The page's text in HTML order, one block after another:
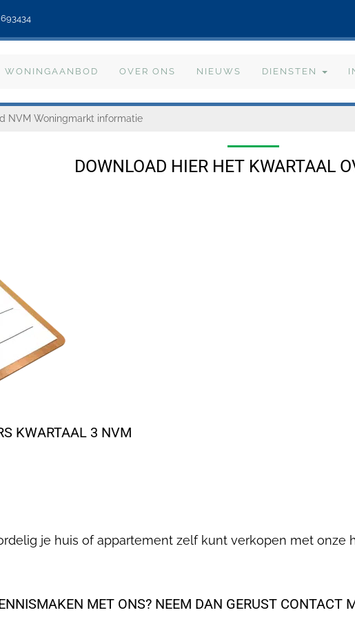
WONINGAANBOD OVER ONS NIEUWS DIENSTEN
NVM Woningmarkt informatie
DOWNLOAD HIER HET KWARTAAL
KWARTAAL 3 NVM
je huis of appartement zelf kunt verkopen met onze
MET ONS? NEEM DAN GERUST CONTACT